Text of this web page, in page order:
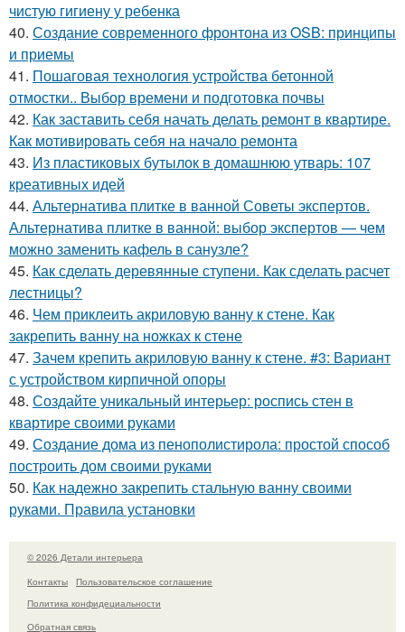
чистую гигиену у ребенка
40. Создание современного фронтона из OSB: принципы
и приемы
41. Пошаговая технология устройства бетонной
отмостки.. Выбор времени и подготовка почвы
42. Как заставить себя начать делать ремонт в квартире.
Как мотивировать себя на начало ремонта
43. Из пластиковых бутылок в домашнюю утварь: 107
креативных идей
44. Альтернатива плитке в ванной Советы экспертов.
Альтернатива плитке в ванной: выбор экспертов — чем
можно заменить кафель в санузле?
45. Как сделать деревянные ступени. Как сделать расчет
лестницы?
46. Чем приклеить акриловую ванну к стене. Как
закрепить ванну на ножках к стене
47. Зачем крепить акриловую ванну к стене. #3: Вариант
с устройством кирпичной опоры
48. Создайте уникальный интерьер: роспись стен в
квартире своими руками
49. Создание дома из пенополистирола: простой способ
построить дом своими руками
50. Как надежно закрепить стальную ванну своими
руками. Правила установки
© 2026 Детали интерьера
Контакты
Пользовательское соглашение
Политика конфидециальности
Обратная связь